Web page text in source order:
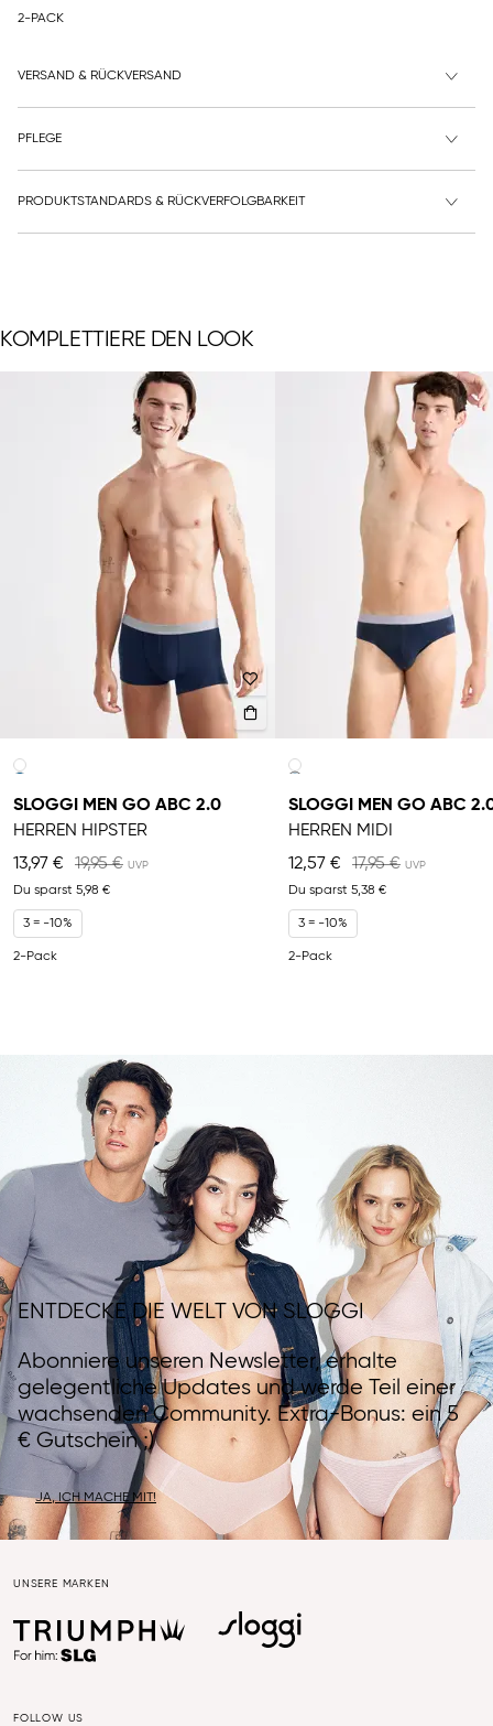
2-PACK
VERSAND & RÜCKVERSAND
PFLEGE
PRODUKTSTANDARDS & RÜCKVERFOLGBARKEIT
KOMPLETTIERE DEN LOOK
SLOGGI MEN GO ABC 2.0
HERREN HIPSTER
13,97 €
19,95 €
Du sparst 5,98 €
3 = -10%
2-Pack
SLOGGI MEN GO ABC
HERREN MIDI
12,57 €
17,95 €
Du sparst 5,38 €
3 = -10%
2-Pack
ENTDECKE DIE WELT VON SLOGGI
Abonniere unseren Newsletter, erhalte
gelegentliche Updates und werde Teil einer
wachsenden Community. Extra-Bonus: ein 5
€ Gutschein ;)
JA, ICH MACHE MIT!
UNSERE MARKEN
FOLLOW US